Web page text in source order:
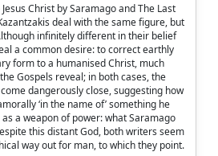
Christ by Saramago and The Last
deal with the same figure, but
infinitely different in their belief
a common desire: to correct earthly
form to a humanised Christ, much
Gospels reveal; in both cases, the
dangerously close, suggesting how
‘in the name of’ something he
a weapon of power: what Saramago
this distant God, both writers seem
way out for man, to which they point.